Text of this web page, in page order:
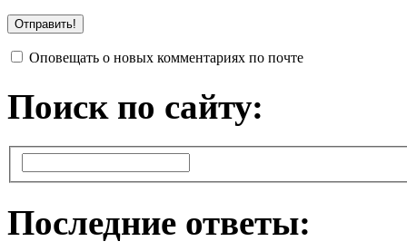
Оповещать о новых комментариях по почте
Поиск по сайту:
Последние ответы: